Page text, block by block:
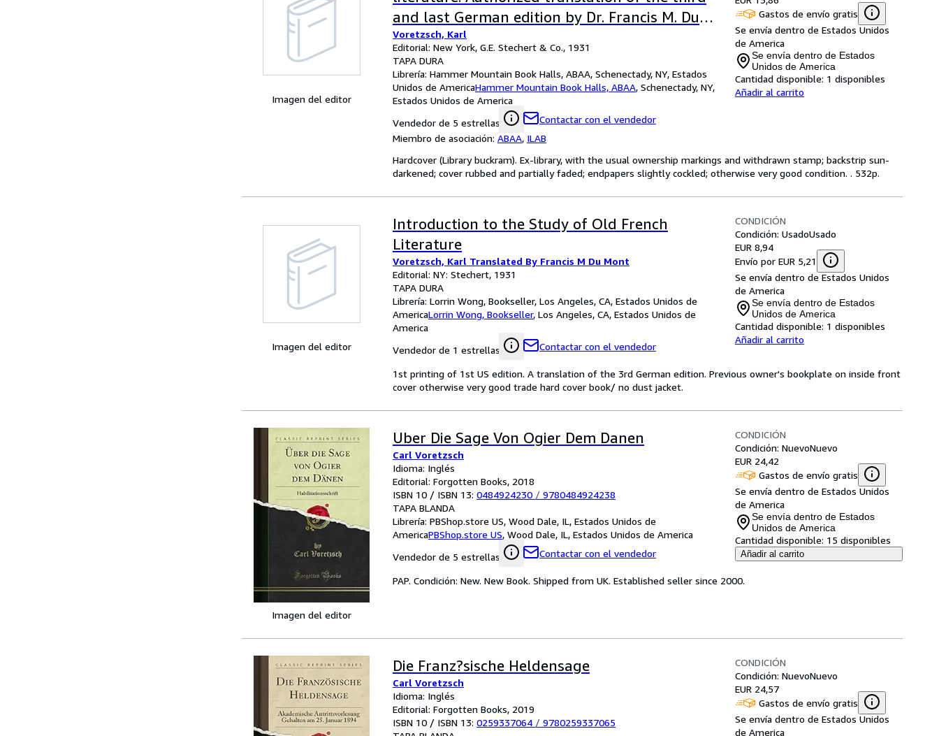
Imagen del editor
and last German edition by Dr. Francis M. Du
Mont
Voretzsch, Karl
Editorial: New York, G.E. Stechert & Co., 1931
TAPA DURA
Librería: Hammer Mountain Book Halls, ABAA, Schenectady, NY, Estados
Unidos de AmericaHammer Mountain Book Halls, ABAA, Schenectady, NY,
Estados Unidos de America
Vendedor de 5 estrellas
Contactar con el vendedor
Miembro de asociación: ABAA, ILAB
Gastos de envío gratis
Se envía dentro de Estados Unidos
de America
Se envía dentro de Estados
Unidos de America
Cantidad disponible: 1 disponibles
Añadir al carrito
Hardcover (Library buckram). Ex-library, with the usual ownership markings and withdrawn stamp; backstrip sun-
darkened; cover rubbed and partially faded; endpapers slightly cockled; otherwise very good condition. . 532p.
Imagen del editor
Introduction to the Study of Old French
Literature
Voretzsch, Karl Translated By Francis M Du Mont
Editorial: NY: Stechert, 1931
TAPA DURA
Librería: Lorrin Wong, Bookseller, Los Angeles, CA, Estados Unidos de
AmericaLorrin Wong, Bookseller, Los Angeles, CA, Estados Unidos de
America
Vendedor de 1 estrellas
Contactar con el vendedor
CONDICIÓN
Condición: UsadoUsado
EUR 8,94
Envío por EUR 5,21
Se envía dentro de Estados Unidos
de America
Se envía dentro de Estados
Unidos de America
Cantidad disponible: 1 disponibles
Añadir al carrito
1st printing of 1st US edition. A translation of the 3rd German edition. Previous owner's bookplate on inside front
cover otherwise very good trade hard cover book/ no dust jacket.
Imagen del editor
Uber Die Sage Von Ogier Dem Danen
Carl Voretzsch
Idioma: Inglés
Editorial: Forgotten Books, 2018
ISBN 10 / ISBN 13: 0484924230 / 9780484924238
TAPA BLANDA
Librería: PBShop.store US, Wood Dale, IL, Estados Unidos de
AmericaPBShop.store US, Wood Dale, IL, Estados Unidos de America
Vendedor de 5 estrellas
Contactar con el vendedor
CONDICIÓN
Condición: NuevoNuevo
EUR 24,42
Gastos de envío gratis
Se envía dentro de Estados Unidos
de America
Se envía dentro de Estados
Unidos de America
Cantidad disponible: 15 disponibles
Añadir al carrito
PAP. Condición: New. New Book. Shipped from UK. Established seller since 2000.
Die Franz?sische Heldensage
Carl Voretzsch
Idioma: Inglés
Editorial: Forgotten Books, 2019
ISBN 10 / ISBN 13: 0259337064 / 9780259337065
CONDICIÓN
Condición: NuevoNuevo
EUR 24,57
Gastos de envío gratis
Se envía dentro de Estados Unidos
de America